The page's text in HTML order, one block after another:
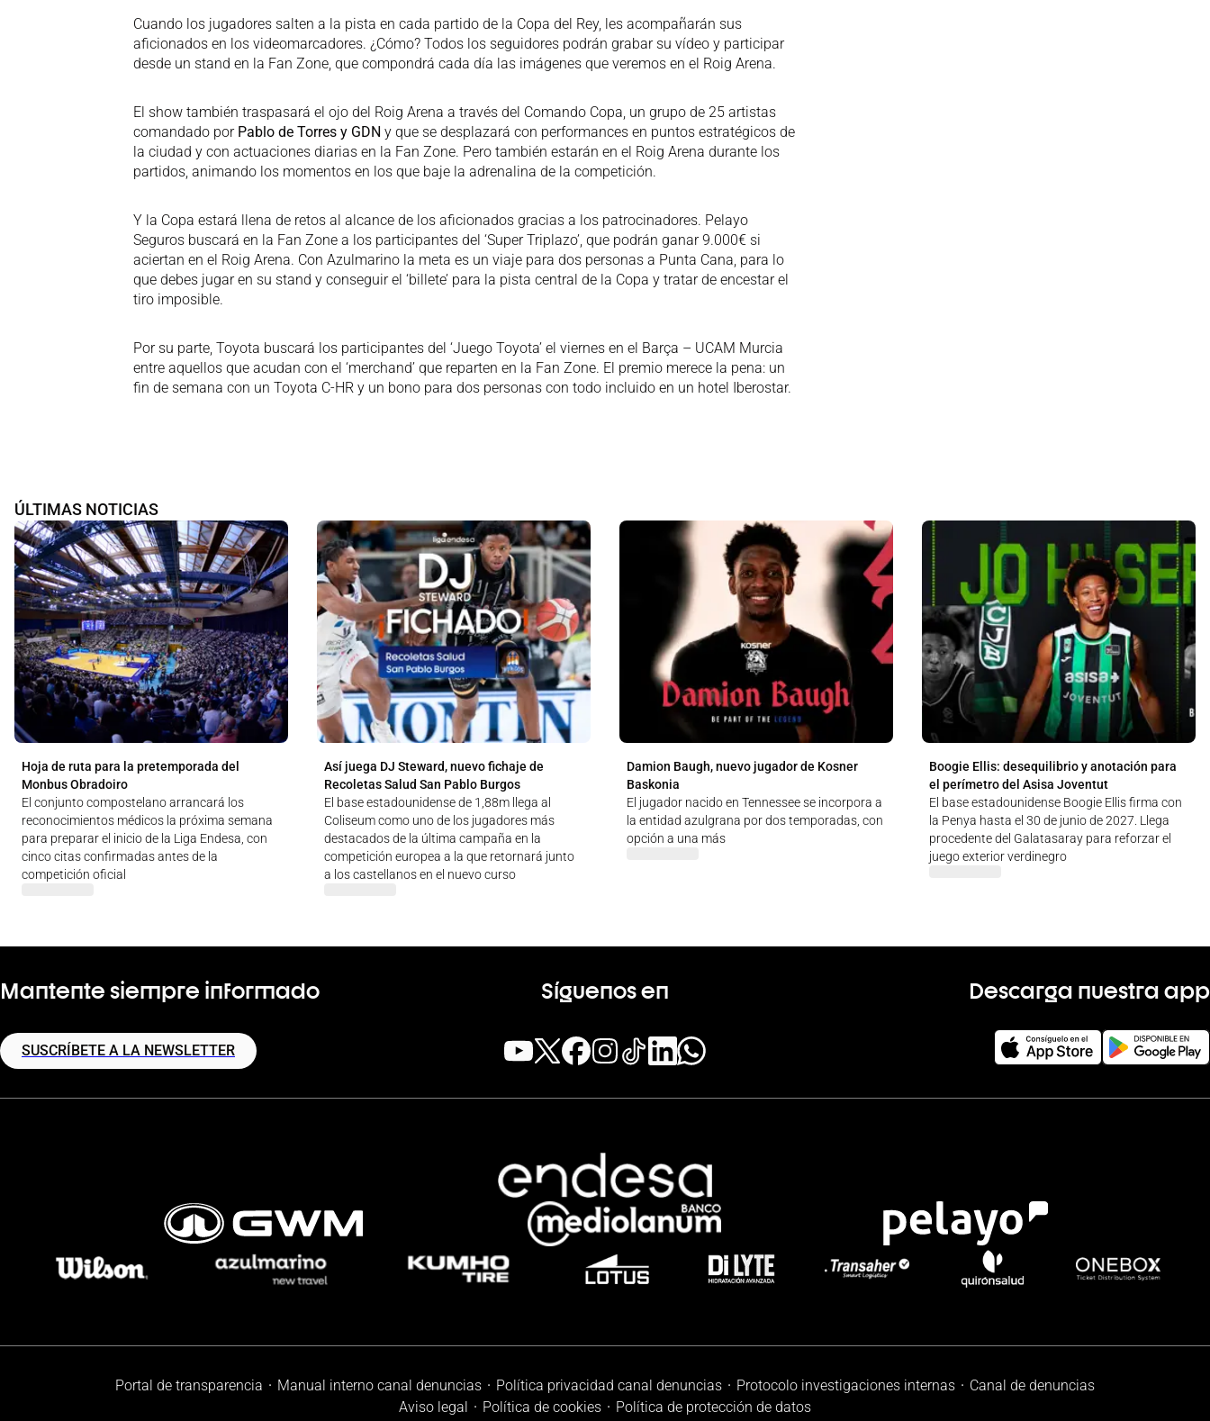
Cuando los jugadores salten a la pista en cada partido de la Copa del Rey, les acompañarán sus
aficionados en los videomarcadores. ¿Cómo? Todos los seguidores podrán grabar su vídeo y participar
desde un stand en la Fan Zone, que compondrá cada día las imágenes que veremos en el Roig Arena.
El show también traspasará el ojo del Roig Arena a través del Comando Copa, un grupo de 25 artistas
comandado por Pablo de Torres y GDN y que se desplazará con performances en puntos estratégicos de
la ciudad y con actuaciones diarias en la Fan Zone. Pero también estarán en el Roig Arena durante los
partidos, animando los momentos en los que baje la adrenalina de la competición.
Y la Copa estará llena de retos al alcance de los aficionados gracias a los patrocinadores. Pelayo
Seguros buscará en la Fan Zone a los participantes del ‘Super Triplazo’, que podrán ganar 9.000€ si
aciertan en el Roig Arena. Con Azulmarino la meta es un viaje para dos personas a Punta Cana, para lo
que debes jugar en su stand y conseguir el ‘billete’ para la pista central de la Copa y tratar de encestar el
tiro imposible.
Por su parte, Toyota buscará los participantes del ‘Juego Toyota’ el viernes en el Barça – UCAM Murcia
entre aquellos que acudan con el ‘merchand’ que reparten en la Fan Zone. El premio merece la pena: un
fin de semana con un Toyota C-HR y un bono para dos personas con todo incluido en un hotel Iberostar.
ÚLTIMAS NOTICIAS
Hoja de ruta para la pretemporada del
Monbus Obradoiro
El conjunto compostelano arrancará los
reconocimientos médicos la próxima semana
para preparar el inicio de la Liga Endesa, con
cinco citas confirmadas antes de la
competición oficial
Así juega DJ Steward, nuevo fichaje de
Recoletas Salud San Pablo Burgos
El base estadounidense de 1,88m llega al
Coliseum como uno de los jugadores más
destacados de la última campaña en la
competición europea a la que retornará junto
a los castellanos en el nuevo curso
Damion Baugh, nuevo jugador de Kosner
Baskonia
El jugador nacido en Tennessee se incorpora a
la entidad azulgrana por dos temporadas, con
opción a una más
Boogie Ellis: desequilibrio y anotación para
el perímetro del Asisa Joventut
El base estadounidense Boogie Ellis firma con
la Penya hasta el 30 de junio de 2027. Llega
procedente del Galatasaray para reforzar el
juego exterior verdinegro
Mantente siempre informado
SUSCRÍBETE A LA NEWSLETTER
Síguenos en Descarga nuestra app
Portal de transparencia Manual interno canal denuncias Política privacidad canal denuncias Protocolo investigaciones internas
Canal de denuncias
Aviso legal
Política de cookies
Política de protección de datos